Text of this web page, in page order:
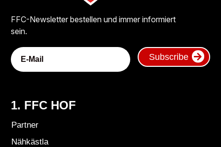
FFC-Newsletter bestellen und immer informiert
sein.
Subscribe
1. FFC HOF
Partner
Nähkästla